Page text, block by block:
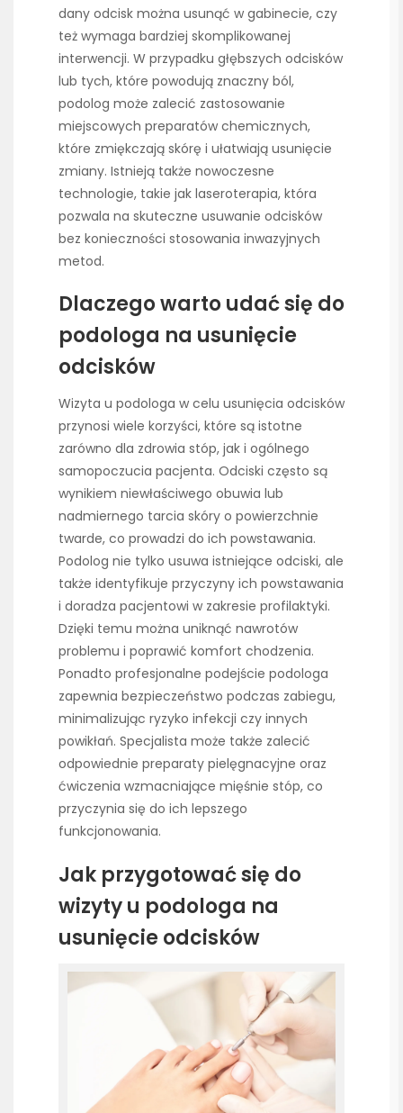
dany odcisk można usunąć w gabinecie, czy
też wymaga bardziej skomplikowanej
interwencji. W przypadku głębszych odcisków
lub tych, które powodują znaczny ból,
podolog może zalecić zastosowanie
miejscowych preparatów chemicznych,
które zmiękczają skórę i ułatwiają usunięcie
zmiany. Istnieją także nowoczesne
technologie, takie jak laseroterapia, która
pozwala na skuteczne usuwanie odcisków
bez konieczności stosowania inwazyjnych
metod.
Dlaczego warto udać się do
podologa na usunięcie
odcisków
Wizyta u podologa w celu usunięcia odcisków
przynosi wiele korzyści, które są istotne
zarówno dla zdrowia stóp, jak i ogólnego
samopoczucia pacjenta. Odciski często są
wynikiem niewłaściwego obuwia lub
nadmiernego tarcia skóry o powierzchnie
twarde, co prowadzi do ich powstawania.
Podolog nie tylko usuwa istniejące odciski, ale
także identyfikuje przyczyny ich powstawania
i doradza pacjentowi w zakresie profilaktyki.
Dzięki temu można uniknąć nawrotów
problemu i poprawić komfort chodzenia.
Ponadto profesjonalne podejście podologa
zapewnia bezpieczeństwo podczas zabiegu,
minimalizując ryzyko infekcji czy innych
powikłań. Specjalista może także zalecić
odpowiednie preparaty pielęgnacyjne oraz
ćwiczenia wzmacniające mięśnie stóp, co
przyczynia się do ich lepszego
funkcjonowania.
Jak przygotować się do
wizyty u podologa na
usunięcie odcisków